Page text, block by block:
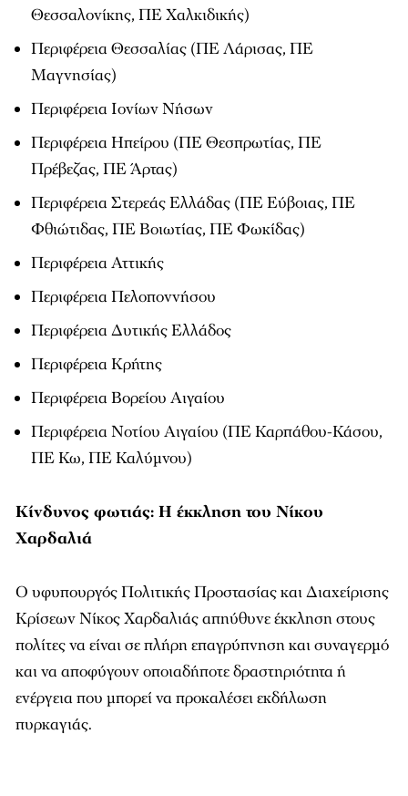
Θεσσαλονίκης, ΠΕ Χαλκιδικής)
Περιφέρεια Θεσσαλίας (ΠΕ Λάρισας, ΠΕ
Μαγνησίας)
Περιφέρεια Ιονίων Νήσων
Περιφέρεια Ηπείρου (ΠΕ Θεσπρωτίας, ΠΕ
Πρέβεζας, ΠΕ Άρτας)
Περιφέρεια Στερεάς Ελλάδας (ΠΕ Εύβοιας, ΠΕ
Φθιώτιδας, ΠΕ Βοιωτίας, ΠΕ Φωκίδας)
Περιφέρεια Αττικής
Περιφέρεια Πελοποννήσου
Περιφέρεια Δυτικής Ελλάδος
Περιφέρεια Κρήτης
Περιφέρεια Βορείου Αιγαίου
Περιφέρεια Νοτίου Αιγαίου (ΠΕ Καρπάθου-Κάσου,
ΠΕ Κω, ΠΕ Καλύμνου)
Κίνδυνος φωτιάς: Η έκκληση του Νίκου
Χαρδαλιά
Ο υφυπουργός Πολιτικής Προστασίας και Διαχείρισης
Κρίσεων Νίκος Χαρδαλιάς απηύθυνε έκκληση στους
πολίτες να είναι σε πλήρη επαγρύπνηση και συναγερμό
και να αποφύγουν οποιαδήποτε δραστηριότητα ή
ενέργεια που μπορεί να προκαλέσει εκδήλωση
πυρκαγιάς.